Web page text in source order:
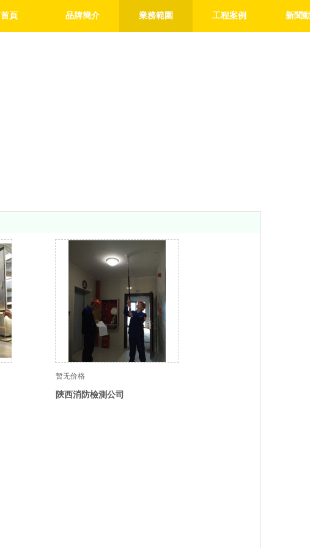
首頁 品牌簡介 業務範圍 工程案例 新聞
暂无价格
陝西消防檢測公司